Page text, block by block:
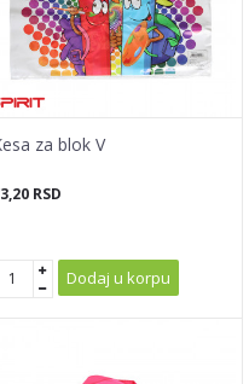
za blok V
RSD
Dodaj u korpu